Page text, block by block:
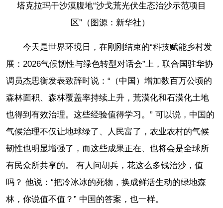
塔克拉玛干沙漠腹地“沙戈荒光伏生态治沙示范项目
区”（图源：新华社）
今天是世界环境日，在刚刚结束的“科技赋能乡村发
展：2026气候韧性与绿色转型对话会”上，联合国驻华协
调员杰思衡发表致辞时说：“（中国）增加数百万公顷的
森林面积、森林覆盖率持续上升，荒漠化和石漠化土地
也得到有效治理。这些经验值得学习。” 可以说，中国的
气候治理不仅让地球绿了、人民富了，农业农村的气候
韧性也明显增强了，而这些成果正在、也将会是全球所
有民众所共享的。 有人问胡兵，花这么多钱治沙，值
吗？ 他说：“把冷冰冰的死物，换成鲜活生动的绿地森
林，你说值不值？” 中国的答案，也一样。